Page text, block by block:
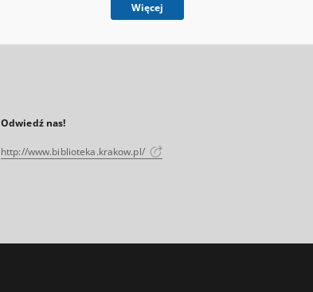
Więcej
Odwiedź nas!
http://www.biblioteka.krakow.pl/